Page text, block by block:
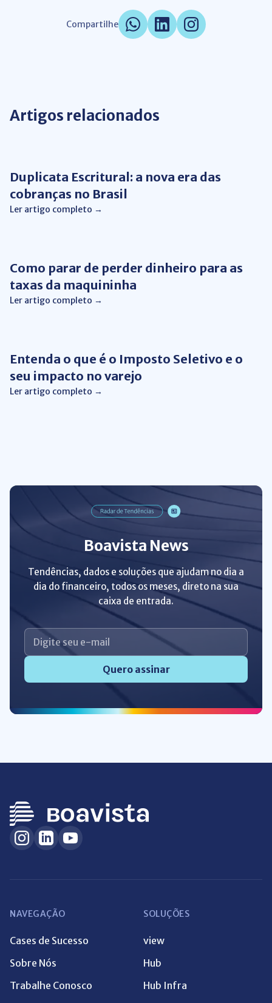
Compartilhe
Artigos relacionados
Duplicata Escritural: a nova era das
cobranças no Brasil
Ler artigo completo →
Como parar de perder dinheiro para as
taxas da maquininha
Ler artigo completo →
Entenda o que é o Imposto Seletivo e o
seu impacto no varejo
Ler artigo completo →
Boavista News
Tendências, dados e soluções que ajudam no dia a
dia do financeiro, todos os meses, direto na sua
caixa de entrada.
Quero assinar
NAVEGAÇÃO
Cases de Sucesso
Sobre Nós
Trabalhe Conosco
SOLUÇÕES
view
Hub
Hub Infra